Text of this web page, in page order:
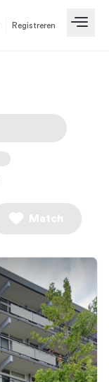
Registreren
Match